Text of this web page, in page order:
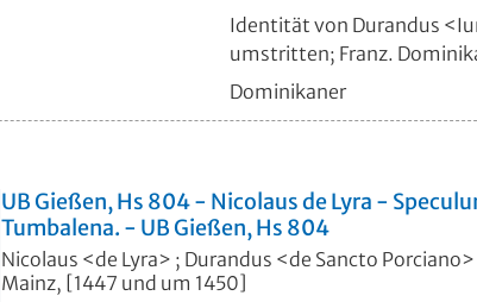
Identität von Durandus
umstritten; Franz.
Dominikaner
UB Gießen, Hs 804 - Nicolaus de Lyra -
Tumbalena. - UB Gießen, Hs 804
Nicolaus <de Lyra> ; Durandus <de Sancto Porciano>
Mainz, [1447 und um 1450]